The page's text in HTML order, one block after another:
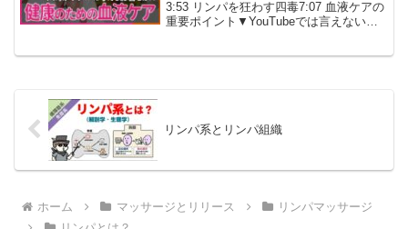
3:53 リンパを狂わす四毒7:07 血液ケアの
重要ポイント▼YouTubeでは言えない政
リンパ系とリンパ組織
ホーム マッサージとリリース
リンパマッサージ